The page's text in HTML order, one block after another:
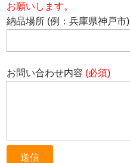
お願いします。
納品場所 (例：兵庫県神戸市)
お問い合わせ内容 (必須)